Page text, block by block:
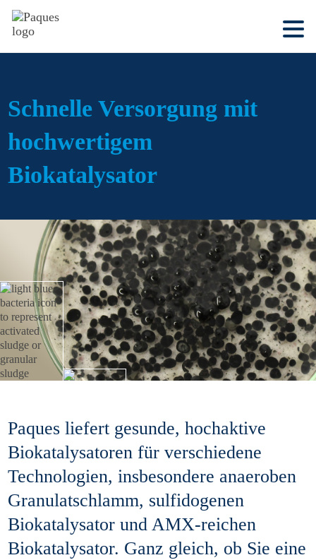
Schnelle Versorgung mit
hochwertigem
Biokatalysator
Paques liefert gesunde, hochaktive
Biokatalysatoren für verschiedene
Technologien, insbesondere anaeroben
Granulatschlamm, sulfidogenen
Biokatalysator und AMX-reichen
Biokatalysator. Ganz gleich, ob Sie eine